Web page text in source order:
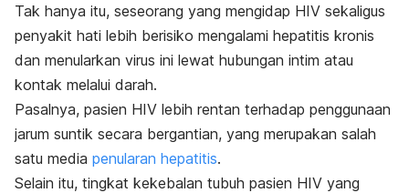
Tak hanya itu, seseorang yang mengidap HIV sekaligus
penyakit hati lebih berisiko mengalami hepatitis kronis
dan menularkan virus ini lewat hubungan intim atau
kontak melalui darah.
Pasalnya, pasien HIV lebih rentan terhadap penggunaan
jarum suntik secara bergantian, yang merupakan salah
satu media penularan hepatitis.
Selain itu, tingkat kekebalan tubuh pasien HIV yang